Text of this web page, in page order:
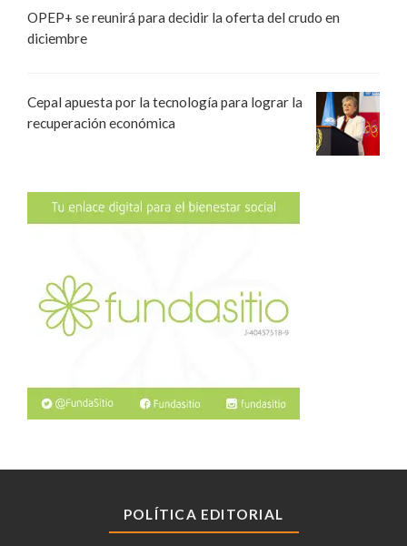
OPEP+ se reunirá para decidir la oferta del crudo en
diciembre
Cepal apuesta por la tecnología para lograr la
recuperación económica
POLÍTICA EDITORIAL